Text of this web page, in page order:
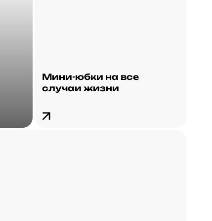
Мини-юбки на все
случаи жизни